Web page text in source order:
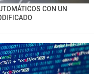
CON UN